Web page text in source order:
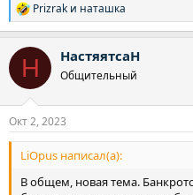
Р
е
к
и
Prizrak и наташка
Н НастяятсаН
Общительный
Окт 2, 2023
LiOpus написал(а):
В общем, новая тема.